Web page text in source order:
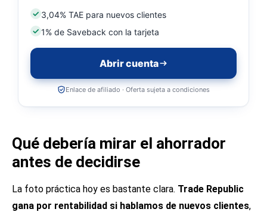
3,04% TAE para nuevos clientes
1% de Saveback con la tarjeta
Abrir cuenta
Enlace de afiliado · Oferta sujeta a condiciones
Qué debería mirar el ahorrador
antes de decidirse
La foto práctica hoy es bastante clara. Trade Republic
gana por rentabilidad si hablamos de nuevos clientes,